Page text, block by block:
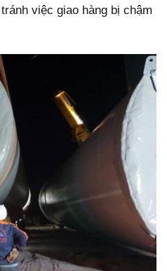
việc giao hàng bị chậm